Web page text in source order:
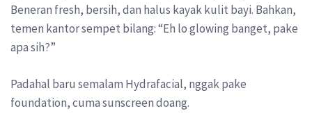
Beneran fresh, bersih, dan halus kayak kulit bayi. Bahkan,
temen kantor sempet bilang: “Eh lo glowing banget, pake
apa sih?”
Padahal baru semalam Hydrafacial, nggak pake
foundation, cuma sunscreen doang.